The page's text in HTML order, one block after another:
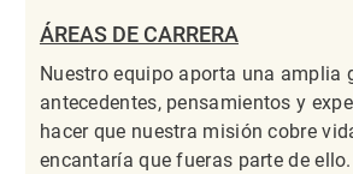
ÁREAS DE CARRERA
Nuestro equipo aporta una amplia
antecedentes, pensamientos y
hacer que nuestra misión cobre
encantaría que fueras parte de ello.